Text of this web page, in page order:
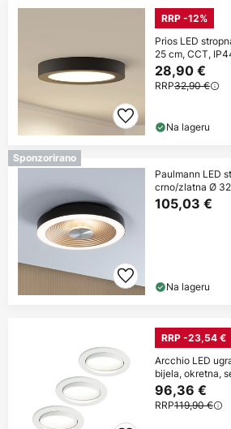
RRP -12%
Prios LED
25 cm, CCT,
28,90 €
RRP32,90 €
Na lageru
Sponzorirano
Paulmann LED
crno/zlatna Ø
105,03 €
Na lageru
RRP -23,54 €
Arcchio LED
bijela, okretna,
96,36 €
RRP119,90 €